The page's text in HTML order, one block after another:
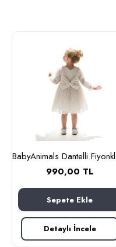
990,00 TL
Sepete Ekle
Detaylı İncele